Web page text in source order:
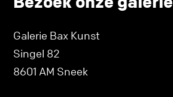
Galerie Bax Kunst
Singel 82
8601 AM Sneek